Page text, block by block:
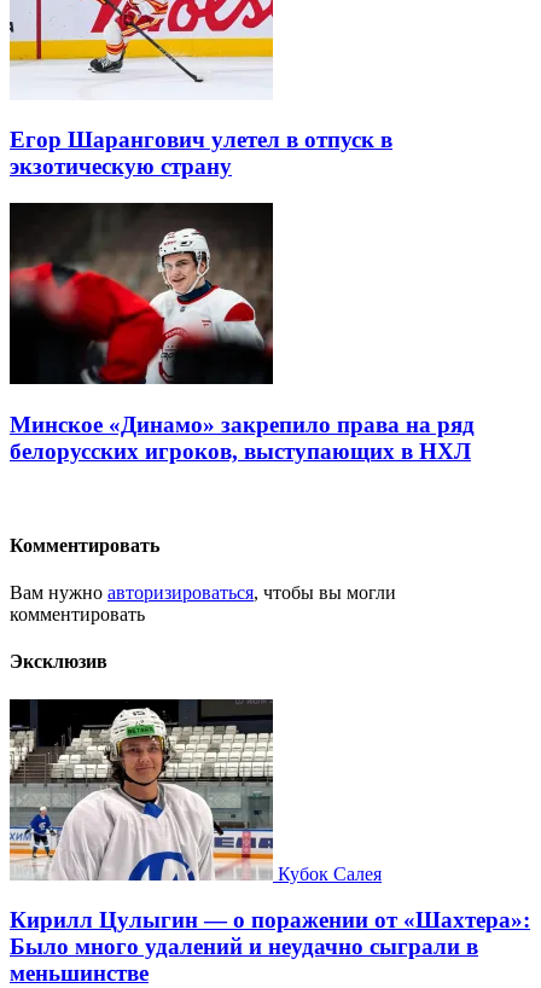
Егор Шарангович улетел в отпуск в
экзотическую страну
Минское «Динамо» закрепило права на ряд
белорусских игроков, выступающих в НХЛ
Комментировать
Вам нужно авторизироваться, чтобы вы могли
комментировать
Эксклюзив
Кубок Салея
Кирилл Цулыгин — о поражении от «Шахтера»:
Было много удалений и неудачно сыграли в
меньшинстве